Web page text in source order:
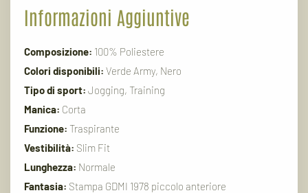
Informazioni Aggiuntive
Composizione: 100% Poliestere
Colori disponibili: Verde Army, Nero
Tipo di sport: Jogging, Training
Manica: Corta
Funzione: Traspirante
Vestibilità: Slim Fit
Lunghezza: Normale
Fantasia: Stampa GDMI 1978 piccolo anteriore